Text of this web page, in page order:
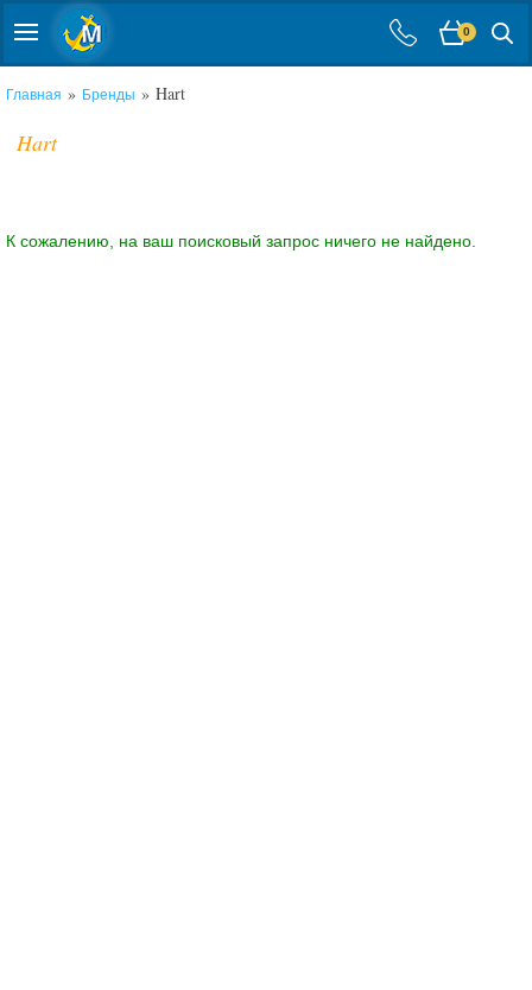
0
Главная » Бренды » Hart
Hart
К сожалению, на ваш поисковый запрос ничего не найдено.